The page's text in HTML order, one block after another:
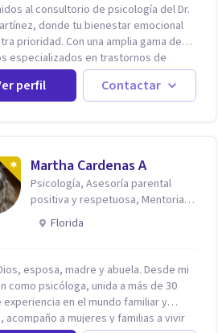
al consultorio de psicología del Dr.
donde tu bienestar emocional
prioridad. Con una amplia gama de
especializados en trastornos de
depresión y otros trastornos
estamos dedicados a ofrecerte el
para mejorar tu salud mental.
tus necesidades específicas: Terapia
de Ansiedad y Depresión:
en el tratamiento de la
y la depresión, utilizando enfoques
en evidencia para ayudarte a
tus seres queridos para fortalecer las
y mejorar la dinámica familiar.
Psicológicas y Terapias
Terapia cognitivo-conductual
perfil Contactar
Martha Cardenas A
Psicología, Asesoría parental
positiva y respetuosa, Mentoria
reconexión contigo
Florida
esposa, madre y abuela. Desde mi
como psicóloga, unida a más de 30
experiencia en el mundo familiar y
acompaño a mujeres y familias a vivir